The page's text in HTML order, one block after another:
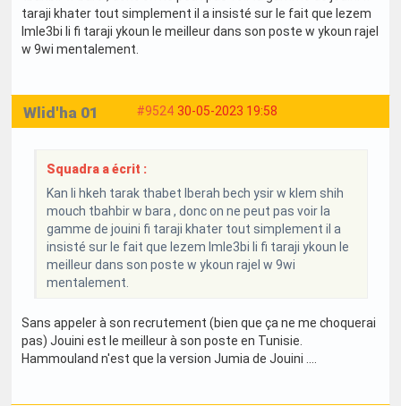
taraji khater tout simplement il a insisté sur le fait que lezem
lmle3bi li fi taraji ykoun le meilleur dans son poste w ykoun rajel
w 9wi mentalement.
#9524 30-05-2023 19:58
Wlid'ha 01
Squadra a écrit :
Kan li hkeh tarak thabet lberah bech ysir w klem shih
mouch tbahbir w bara , donc on ne peut pas voir la
gamme de jouini fi taraji khater tout simplement il a
insisté sur le fait que lezem lmle3bi li fi taraji ykoun le
meilleur dans son poste w ykoun rajel w 9wi
mentalement.
Sans appeler à son recrutement (bien que ça ne me choquerai
pas) Jouini est le meilleur à son poste en Tunisie.
Hammouland n'est que la version Jumia de Jouini ....